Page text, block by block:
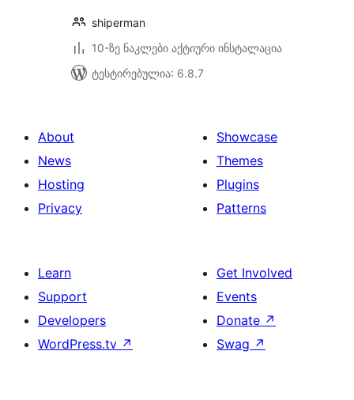
shiperman
10-ზე ნაკლები აქტიური ინსტალაცია
ტესტირებულია: 6.8.7
About
News
Hosting
Privacy
Showcase
Themes
Plugins
Patterns
Learn
Support
Developers
WordPress.tv ↗
Get Involved
Events
Donate ↗
Swag ↗